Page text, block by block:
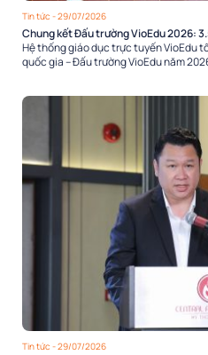
Tin tức - 29/07/2026
Chung kết Đấu trường VioEdu 2026:
Hệ thống giáo dục trực tuyến VioEdu
quốc gia – Đấu trường VioEdu năm
Tin tức - 29/07/2026